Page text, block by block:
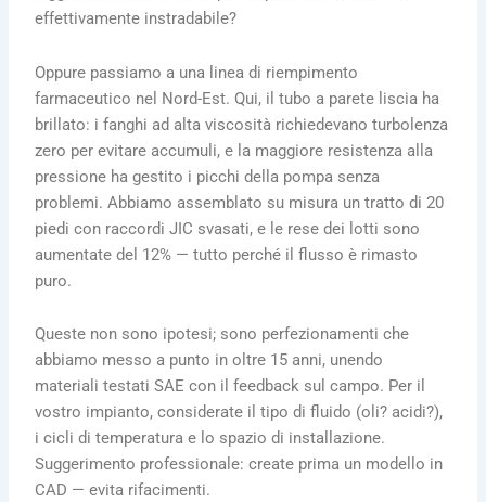
effettivamente instradabile?
Oppure passiamo a una linea di riempimento
farmaceutico nel Nord-Est. Qui, il tubo a parete liscia ha
brillato: i fanghi ad alta viscosità richiedevano turbolenza
zero per evitare accumuli, e la maggiore resistenza alla
pressione ha gestito i picchi della pompa senza
problemi. Abbiamo assemblato su misura un tratto di 20
piedi con raccordi JIC svasati, e le rese dei lotti sono
aumentate del 12% — tutto perché il flusso è rimasto
puro.
Queste non sono ipotesi; sono perfezionamenti che
abbiamo messo a punto in oltre 15 anni, unendo
materiali testati SAE con il feedback sul campo. Per il
vostro impianto, considerate il tipo di fluido (oli? acidi?),
i cicli di temperatura e lo spazio di installazione.
Suggerimento professionale: create prima un modello in
CAD — evita rifacimenti.